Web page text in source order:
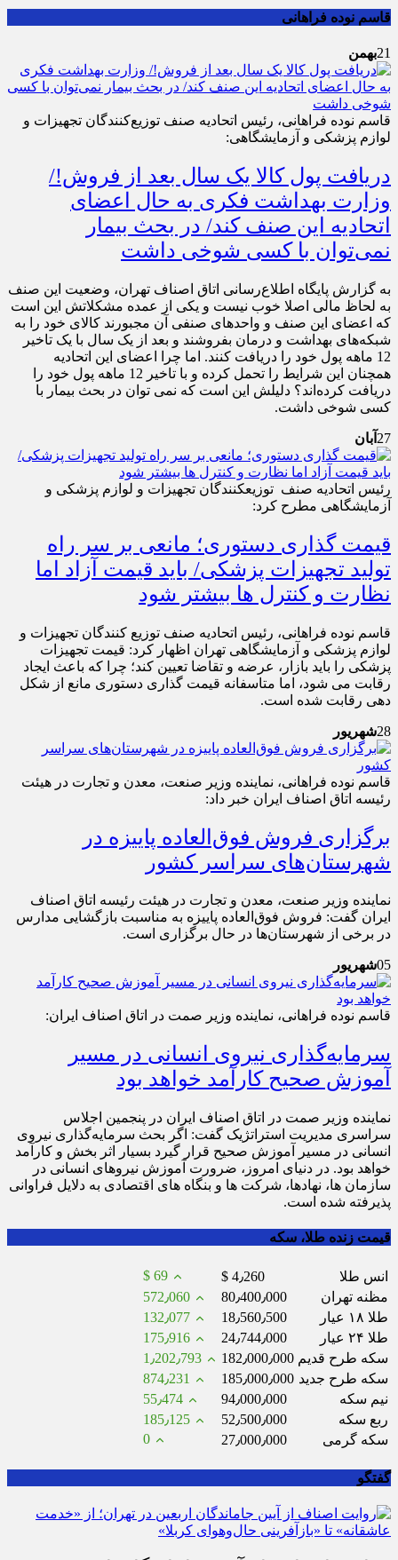
قاسم نوده فراهانی
21بهمن
قاسم نوده فراهانی، رئیس اتحادیه صنف توزیع‌کنندگان تجهیزات و
لوازم پزشکی و آزمایشگاهی:
دریافت پول کالا یک سال بعد از فروش!/
وزارت بهداشت فکری به حال اعضای
اتحادیه این صنف کند/ در بحث بیمار
نمی‌توان با کسی شوخی داشت
به گزارش پایگاه اطلاع‌رسانی اتاق اصناف تهران، وضعیت این صنف
به لحاظ مالی اصلا خوب نیست و یکی از عمده مشکلاتش این است
که اعضای این صنف و واحدهای صنفی آن مجبورند کالای خود را به
شبکه‌های بهداشت و درمان بفروشند و بعد از یک سال با یک تاخیر
12 ماهه پول خود را دریافت کنند. اما چرا اعضای این اتحادیه
همچنان این شرایط را تحمل کرده و با تاخیر 12 ماهه پول خود را
دریافت کرده‌اند؟ دلیلش این است که نمی توان در بحث بیمار با
کسی شوخی داشت.
27 آبان
رئیس اتحادیه صنف توزیع‎کنندگان تجهیزات و لوازم پزشکی و
آزمایشگاهی مطرح کرد:
قیمت گذاری دستوری؛ مانعی بر سر راه
تولید تجهیزات پزشکی/ باید قیمت آزاد اما
نظارت و کنترل ها بیشتر شود
قاسم نوده فراهانی، رئیس اتحادیه صنف توزیع کنندگان تجهیزات و
لوازم پزشکی و آزمایشگاهی تهران اظهار کرد: قیمت تجهیزات
پزشکی را باید بازار، عرضه و تقاضا تعیین کند؛ چرا که باعث ایجاد
رقابت می شود، اما متاسفانه قیمت گذاری دستوری مانع از شکل
دهی رقابت شده است.
28شهریور
قاسم نوده فراهانی، نماینده وزیر صنعت، معدن و تجارت در هیئت
رئیسه اتاق اصناف ایران خبر داد:
برگزاری فروش فوق‌العاده پاییزه در
شهرستان‌های سراسر کشور
نماینده وزیر صنعت، معدن و تجارت در هیئت رئیسه اتاق اصناف
ایران گفت: فروش فوق‌العاده پاییزه به مناسبت بازگشایی مدارس
در برخی از شهرستان‌ها در حال برگزاری است.
05شهریور
قاسم نوده فراهانی، نماینده وزیر صمت در اتاق اصناف ایران:
سرمایه‌گذاری نیروی انسانی در مسیر
آموزش صحیح کارآمد خواهد بود
نماینده وزیر صمت در اتاق اصناف ایران در پنجمین اجلاس
سراسری مدیریت استراتژیک گفت: اگر بحث سرمایه‌گذاری نیروی
انسانی در مسیر آموزش صحیح قرار گیرد بسیار اثر بخش و کارآمد
خواهد بود. در دنیای امروز، ضرورت آموزش نیروهای انسانی در
سازمان ها، نهادها، شرکت ها و بنگاه های اقتصادی به دلایل فراوانی
پذیرفته شده است.
قیمت زنده طلا، سکه
انس طلا $ 4٫260
$ 69
مظنه تهران
80٫400٫000
572٫060
طلا ۱۸ عیار
18٫560٫500
132٫077
طلا ۲۴ عیار
24٫744٫000
175٫916
سکه طرح قدیم 182٫000٫000
1٫202٫793
سکه طرح جدید 185٫000٫000
874٫231
نیم سکه
94٫000٫000
55٫474
ربع سکه
52٫500٫000
185٫125
سکه گرمی
27٫000٫000 0
گفتگو